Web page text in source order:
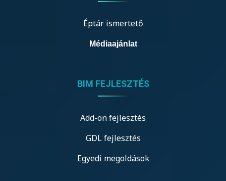
Éptár ismertető
Médiaajánlat
BIM FEJLESZTÉS
Add-on fejlesztés
GDL fejlesztés
Egyedi megoldások